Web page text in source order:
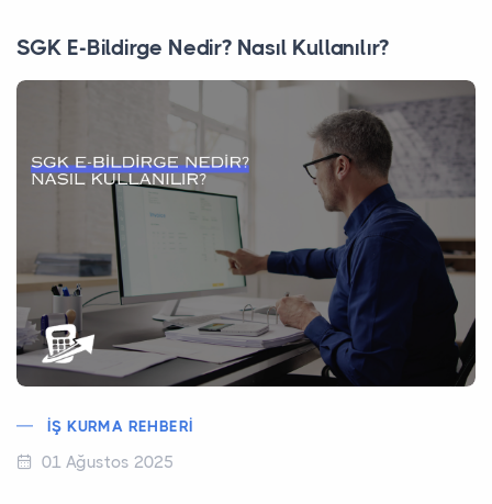
SGK E-Bildirge Nedir? Nasıl Kullanılır?
İŞ KURMA REHBERI
01 Ağustos 2025